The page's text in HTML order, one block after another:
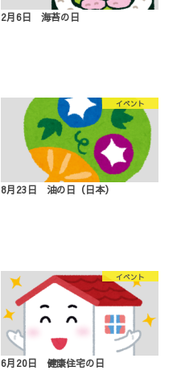
2月6日 海苔の日
イベント
8月23日 油の日（日本）
イベント
6月20日 健康住宅の日